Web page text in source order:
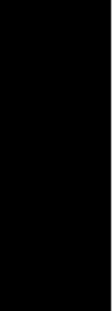
Gump fué producida en
sueco):